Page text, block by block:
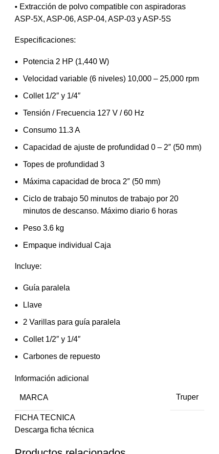
• Extracción de polvo compatible con aspiradoras
ASP-5X, ASP-06, ASP-04, ASP-03 y ASP-5S
Especificaciones:
Potencia 2 HP (1,440 W)
Velocidad variable (6 niveles) 10,000 – 25,000 rpm
Collet 1/2″ y 1/4″
Tensión / Frecuencia 127 V / 60 Hz
Consumo 11.3 A
Capacidad de ajuste de profundidad 0 – 2″ (50 mm)
Topes de profundidad 3
Máxima capacidad de broca 2″ (50 mm)
Ciclo de trabajo 50 minutos de trabajo por 20
minutos de descanso. Máximo diario 6 horas
Peso 3.6 kg
Empaque individual Caja
Incluye:
Guía paralela
Llave
2 Varillas para guía paralela
Collet 1/2″ y 1/4″
Carbones de repuesto
Información adicional
MARCA Truper
FICHA TECNICA
Descarga ficha técnica